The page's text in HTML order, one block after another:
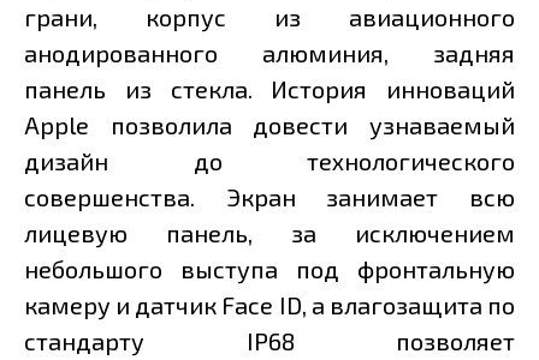
грани, корпус из авиационного
анодированного алюминия, задняя
панель из стекла. История инноваций
Apple позволила довести узнаваемый
дизайн до технологического
совершенства. Экран занимает всю
лицевую панель, за исключением
небольшого выступа под фронтальную
камеру и датчик Face ID, а влагозащита по
стандарту IP68 позволяет